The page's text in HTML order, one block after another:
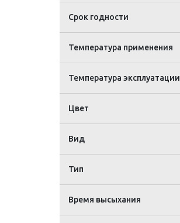
Срок годности
Температура применения
Температура эксплуатации
Цвет
Вид
Тип
Время высыхания